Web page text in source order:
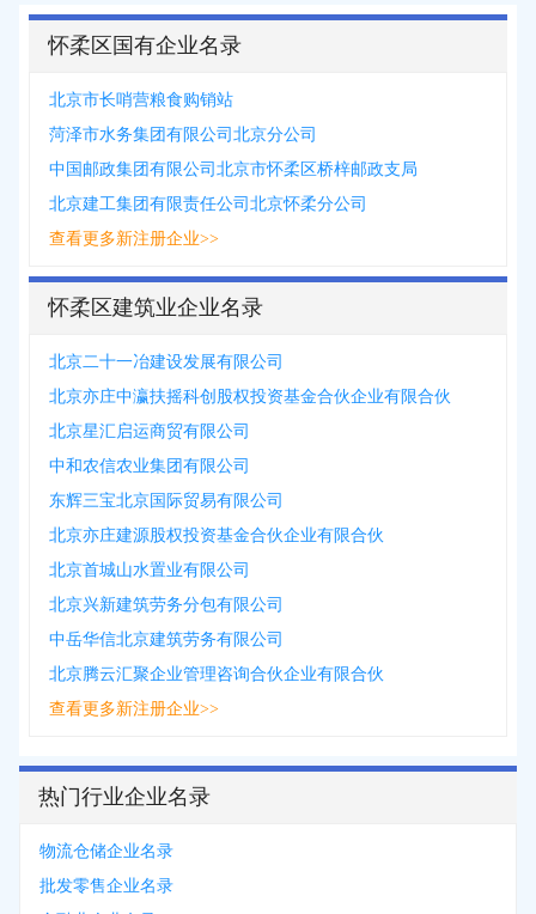
怀柔区国有企业名录
北京市长哨营粮食购销站
菏泽市水务集团有限公司北京分公司
中国邮政集团有限公司北京市怀柔区桥梓邮政支局
北京建工集团有限责任公司北京怀柔分公司
查看更多新注册企业>>
怀柔区建筑业企业名录
北京二十一冶建设发展有限公司
北京亦庄中瀛扶摇科创股权投资基金合伙企业有限合伙
北京星汇启运商贸有限公司
中和农信农业集团有限公司
东辉三宝北京国际贸易有限公司
北京亦庄建源股权投资基金合伙企业有限合伙
北京首城山水置业有限公司
北京兴新建筑劳务分包有限公司
中岳华信北京建筑劳务有限公司
北京腾云汇聚企业管理咨询合伙企业有限合伙
查看更多新注册企业>>
热门行业企业名录
物流仓储企业名录
批发零售企业名录